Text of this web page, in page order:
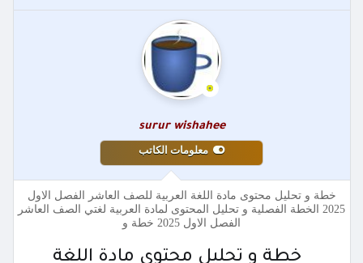
surur wishahee
معلومات الكاتب
خطة و تحليل محتوى مادة اللغة العربية للصف العاشر الفصل الاول
2025 الخطة الفصلية و تحليل المحتوى لمادة العربية لغتي الصف العاشر
الفصل الاول 2025 خطة و
خطة و تحليل محتوى مادة اللغة